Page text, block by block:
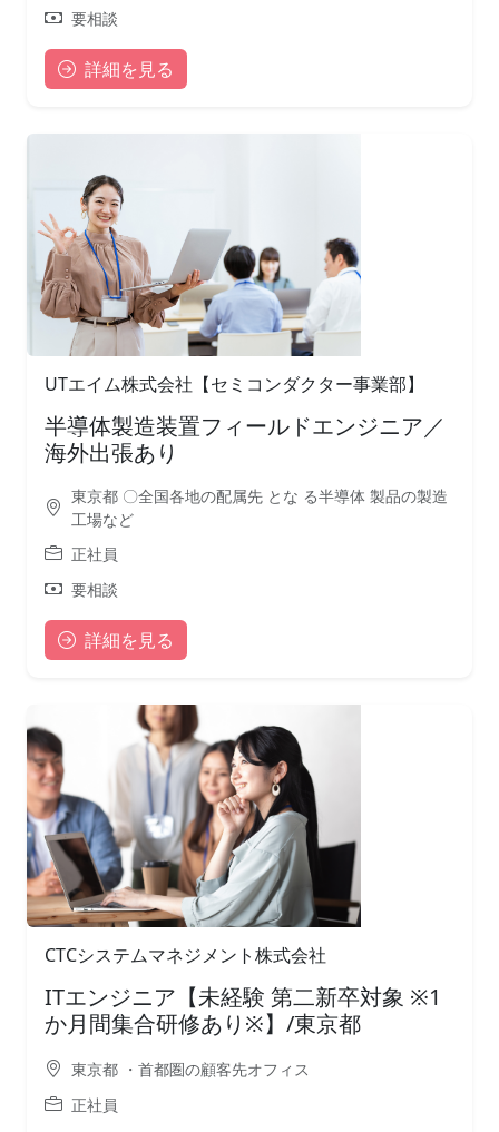
要相談
詳細を見る
UTエイム株式会社【セミコンダクター事業部】
半導体製造装置フィールドエンジニア／
海外出張あり
東京都 〇全国各地の配属先 とな る半導体 製品の製造
工場など
正社員
要相談
詳細を見る
CTCシステムマネジメント株式会社
ITエンジニア【未経験 第二新卒対象 ※1
か月間集合研修あり※】/東京都
東京都 ・首都圏の顧客先オフィス
正社員